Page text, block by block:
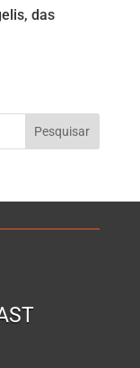
das